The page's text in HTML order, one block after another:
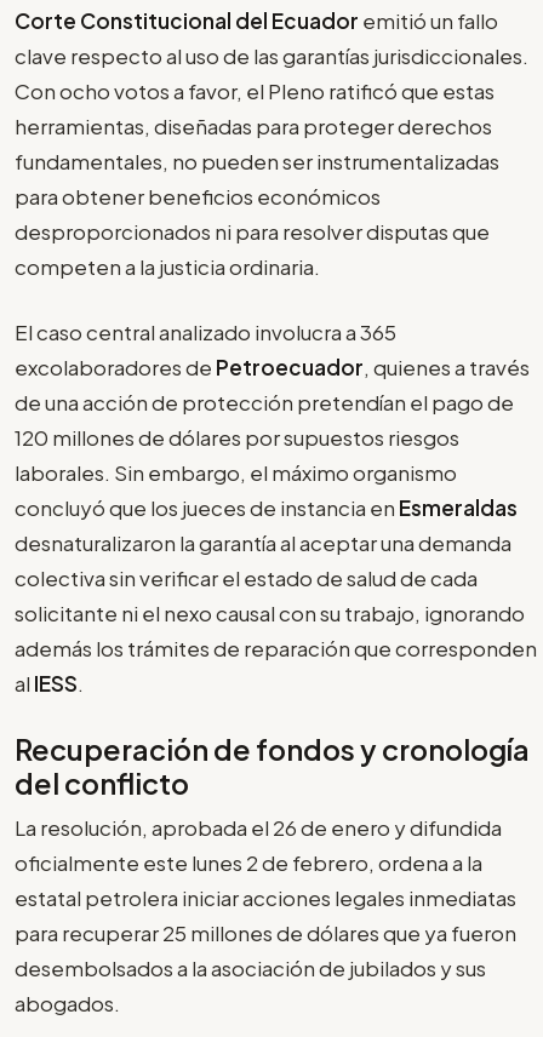
Corte Constitucional del Ecuador emitió un fallo
clave respecto al uso de las garantías jurisdiccionales.
Con ocho votos a favor, el Pleno ratificó que estas
herramientas, diseñadas para proteger derechos
fundamentales, no pueden ser instrumentalizadas
para obtener beneficios económicos
desproporcionados ni para resolver disputas que
competen a la justicia ordinaria.
El caso central analizado involucra a 365
excolaboradores de Petroecuador, quienes a través
de una acción de protección pretendían el pago de
120 millones de dólares por supuestos riesgos
laborales. Sin embargo, el máximo organismo
concluyó que los jueces de instancia en Esmeraldas
desnaturalizaron la garantía al aceptar una demanda
colectiva sin verificar el estado de salud de cada
solicitante ni el nexo causal con su trabajo, ignorando
además los trámites de reparación que corresponden
al IESS.
Recuperación de fondos y cronología
del conflicto
La resolución, aprobada el 26 de enero y difundida
oficialmente este lunes 2 de febrero, ordena a la
estatal petrolera iniciar acciones legales inmediatas
para recuperar 25 millones de dólares que ya fueron
desembolsados a la asociación de jubilados y sus
abogados.